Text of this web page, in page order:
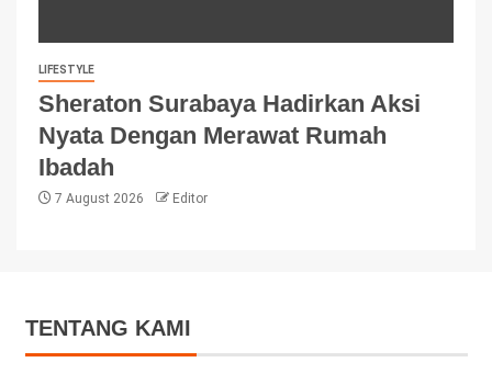
LIFESTYLE
Sheraton Surabaya Hadirkan Aksi
Nyata Dengan Merawat Rumah
Ibadah
7 August 2026 Editor
TENTANG KAMI